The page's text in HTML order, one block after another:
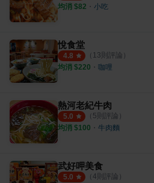
均消 $82 ・ 小吃
悅食堂
4.8 （ 13則評論）
均消 $220 ・ 咖哩
熱河老紀牛肉
5.0 （ 5則評論）
均消 $100 ・ 牛肉麵
武好呷美食
5.0 （ 4則評論）